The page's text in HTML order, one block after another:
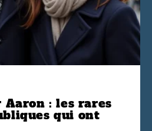
: les rares
qui ont